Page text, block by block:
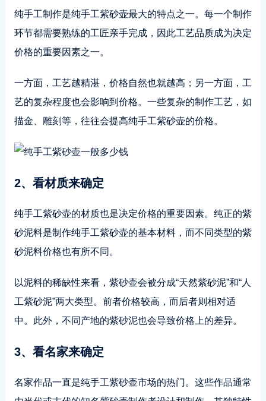
纯手工制作是纯手工紫砂壶最大的特点之一。每一个制作
环节都需要熟练的工匠亲手完成，因此工艺品质成为决定
价格的重要因素之一。
一方面，工艺越精湛，价格自然也就越高；另一方面，工
艺的复杂程度也会影响到价格。一些复杂的制作工艺，如
描金、雕刻等，往往会提高纯手工紫砂壶的价格。
2、看材质来确定
纯手工紫砂壶的材质也是决定价格的重要因素。纯正的紫
砂泥料是制作纯手工紫砂壶的基本材料，而不同类型的紫
砂泥料价格也有所不同。
以泥料的稀缺性来看，紫砂壶会被分成“天然紫砂泥”和“人
工紫砂泥”两大类型。前者价格较高，而后者则相对适
中。此外，不同产地的紫砂泥也会导致价格上的差异。
3、看名家来确定
名家作品一直是纯手工紫砂壶市场的热门。这些作品通常